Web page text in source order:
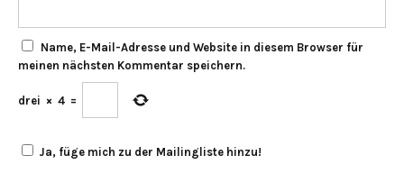
Name, E-Mail-Adresse und Website in diesem Browser für
meinen nächsten Kommentar speichern.
drei × 4 =
Ja, füge mich zu der Mailingliste hinzu!